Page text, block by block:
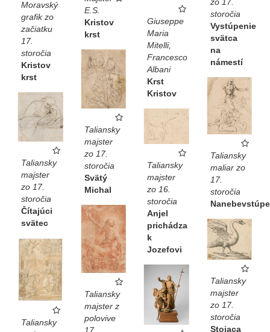
Moravský
grafik zo
začiatku
17.
storočia
Kristov
krst
E.S.
Kristov
krst
Giuseppe
Maria
Mitelli,
Francesco
Albani
Krst
Kristov
storočia
Vystúpenie
svätca
na
námestí
Taliansky
majster
zo 17.
storočia
Svätý
Michal
Taliansky
maliar zo
17.
storočia
Taliansky
majster
zo 17.
storočia
Čítajúci
svätec
Taliansky
majster
zo 16.
storočia
Anjel
prichádza
k
Jozefovi
Taliansky
majster z
polovive
17.
Taliansky
majster
zo 17.
storočia
Stojaca
Taliansky